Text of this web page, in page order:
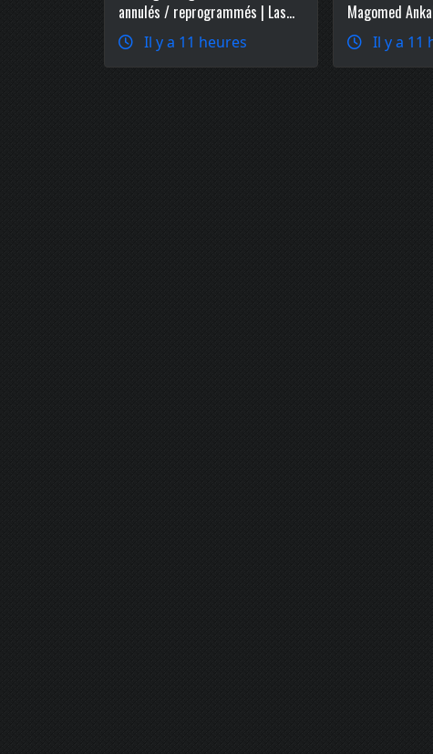
annulés / reprogrammés | Las
VegasIl y a 11 heures
Magomed
Costa chez les
Il y a 11